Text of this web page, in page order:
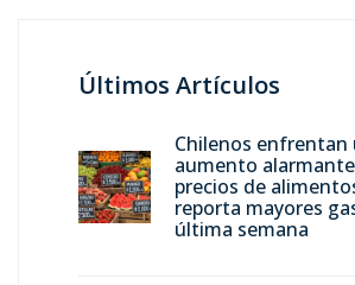
Últimos Artículos
Chilenos enfrentan
aumento
precios de
reporta mayores
última semana